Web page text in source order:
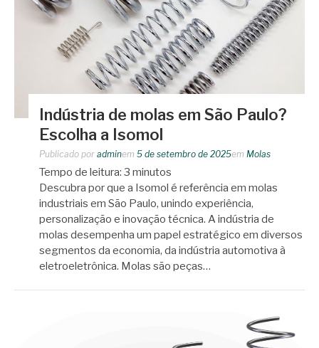
Indústria de molas em São Paulo?
Escolha a Isomol
Publicado por adminem 5 de setembro de 2025em Molas
Tempo de leitura: 3 minutos
Descubra por que a Isomol é referência em molas
industriais em São Paulo, unindo experiência,
personalização e inovação técnica. A indústria de
molas desempenha um papel estratégico em diversos
segmentos da economia, da indústria automotiva à
eletroeletrônica. Molas são peças…